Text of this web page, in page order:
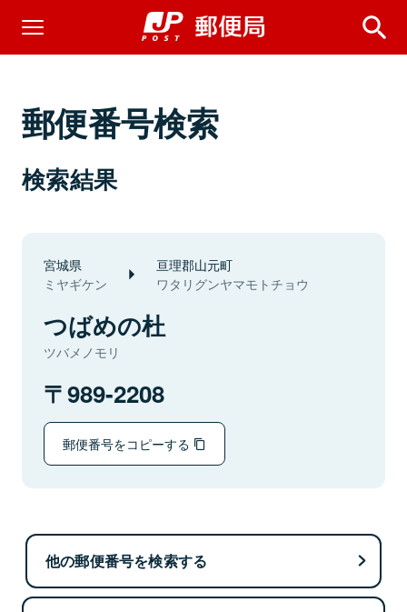
郵便番号検索
検索結果
宮城県
ミヤギケン
亘理郡山元町
ワタリグンヤマモトチョウ
つばめの杜
ツバメノモリ
989-2208
郵便番号をコピーする
他の郵便番号を検索する